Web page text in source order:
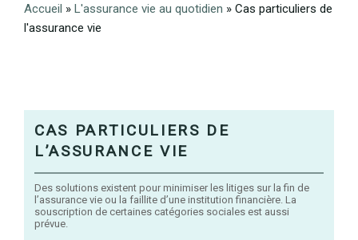
Accueil » L'assurance vie au quotidien » Cas particuliers de
l'assurance vie
CAS PARTICULIERS DE
L’ASSURANCE VIE
Des solutions existent pour minimiser les litiges sur la fin de
l’assurance vie ou la faillite d’une institution financière. La
souscription de certaines catégories sociales est aussi
prévue.